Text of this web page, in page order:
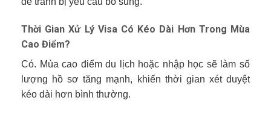
Thời Gian Xử Lý Visa Có Kéo Dài Hơn Trong Mùa
Cao Điểm?
Có. Mùa cao điểm du lịch hoặc nhập học sẽ làm số
lượng hồ sơ tăng mạnh, khiến thời gian xét duyệt
kéo dài hơn bình thường.